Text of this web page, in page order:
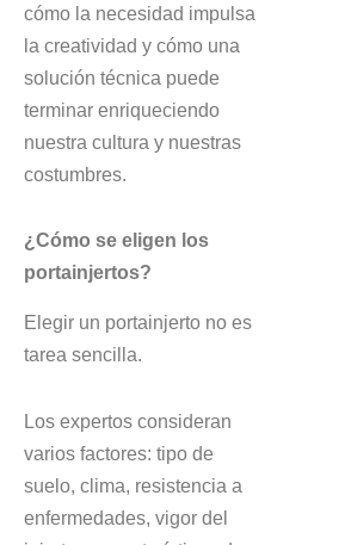
cómo la necesidad impulsa
la creatividad y cómo una
solución técnica puede
terminar enriqueciendo
nuestra cultura y nuestras
costumbres.
¿Cómo se eligen los
portainjertos?
Elegir un portainjerto no es
tarea sencilla.
Los expertos consideran
varios factores: tipo de
suelo, clima, resistencia a
enfermedades, vigor del